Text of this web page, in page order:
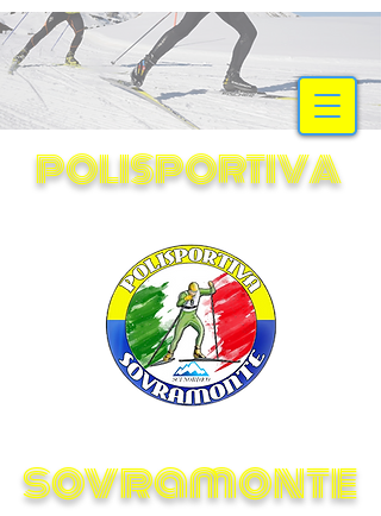
POLISPORTIVA
SCI NORDICO
sovramonte